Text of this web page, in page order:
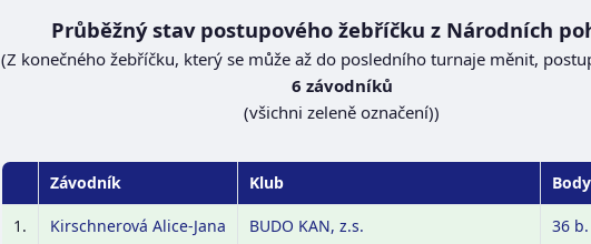
Průběžný stav postupového žebříčku z Národních
(Z konečného žebříčku, který se může až do posledního turnaje měnit,
6 závodníků
(všichni zeleně označení))
Závodník Klub Body
1. Kirschnerová Alice-Jana BUDO KAN, z.s. 36 b.